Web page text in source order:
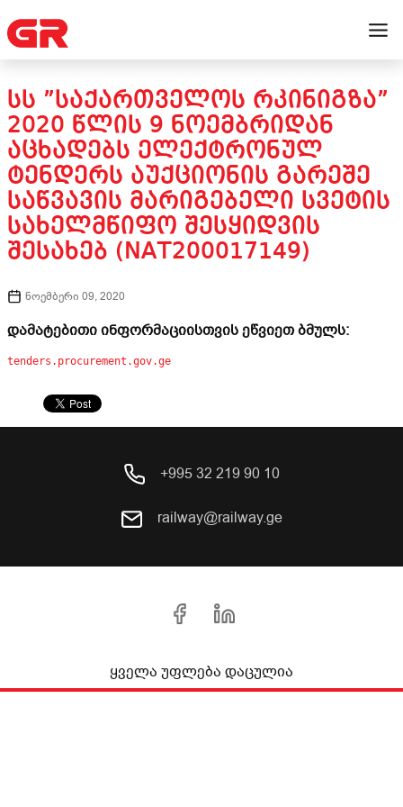
ᲡᲡ ”ᲡᲐᲥᲐᲠᲗᲕᲔᲚᲝᲡ ᲠᲙᲘᲜᲘᲒᲖᲐ”
2020 ᲬᲚᲘᲡ 9 ᲜᲝᲔᲛᲑᲠᲘᲓᲐᲜ
ᲐᲪᲮᲐᲓᲔᲑᲡ ᲔᲚᲔᲥᲢᲠᲝᲜᲣᲚ
ᲢᲔᲜᲓᲔᲠᲡ ᲐᲣᲥᲪᲘᲝᲜᲘᲡ ᲒᲐᲠᲔᲨᲔ
ᲡᲐᲬᲕᲐᲕᲘᲡ ᲛᲐᲠᲘᲒᲔᲑᲔᲚᲘ ᲡᲕᲔᲢᲘᲡ
ᲡᲐᲮᲔᲚᲛᲬᲘᲤᲝ ᲨᲔᲡᲧᲘᲓᲕᲘᲡ
ᲨᲔᲡᲐᲮᲔᲑ (NAT200017149)
ნოემბერი 09, 2020
დამატებითი ინფორმაციისთვის ეწვიეთ ბმულს:
tenders.procurement.gov.ge
+995 32 219 90 10
railway@railway.ge
ყველა უფლება დაცულია